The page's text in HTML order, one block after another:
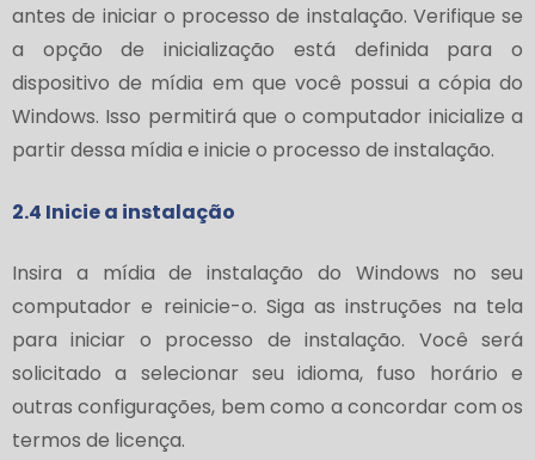
antes de iniciar o processo de instalação. Verifique se
a opção de inicialização está definida para o
dispositivo de mídia em que você possui a cópia do
Windows. Isso permitirá que o computador inicialize a
partir dessa mídia e inicie o processo de instalação.
2.4 Inicie a instalação
Insira a mídia de instalação do Windows no seu
computador e reinicie-o. Siga as instruções na tela
para iniciar o processo de instalação. Você será
solicitado a selecionar seu idioma, fuso horário e
outras configurações, bem como a concordar com os
termos de licença.